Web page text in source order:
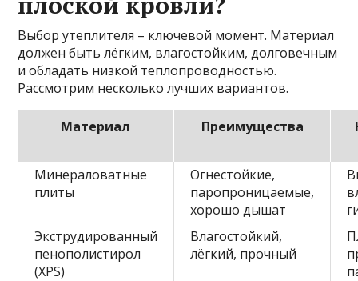
Выбор утеплителя – ключевой момент. Материал
должен быть лёгким, влагостойким, долговечным
и обладать низкой теплопроводностью.
Рассмотрим несколько лучших вариантов.
Материал Преимущества
Минераловатные
плиты
Огнестойкие,
паропроницаемые,
хорошо дышат
Экструдированный
пенополистирол
(XPS)
Влагостойкий,
лёгкий, прочный